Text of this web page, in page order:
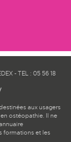
- TEL : 05 56 18
aux usagers
ostéopathie. Il ne
formations et les